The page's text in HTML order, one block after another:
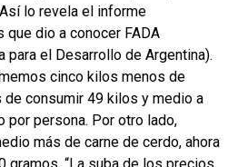
lo revela el informe
dio a conocer FADA
para el Desarrollo de Argentina).
cinco kilos menos de
de consumir 49 kilos y medio a
por persona. Por otro lado,
más de carne de cerdo, ahora